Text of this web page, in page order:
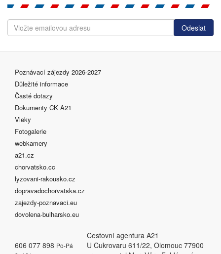
Poznávací zájezdy 2026-2027
Důležité informace
Časté dotazy
Dokumenty CK A21
Vleky
Fotogalerie
webkamery
a21.cz
chorvatsko.cc
lyzovani-rakousko.cz
dopravadochorvatska.cz
zajezdy-poznavaci.eu
dovolena-bulharsko.eu
606 077 898 Po-Pá
Cestovní agentura A21
U Cukrovaru 611/22, Olomouc 77900